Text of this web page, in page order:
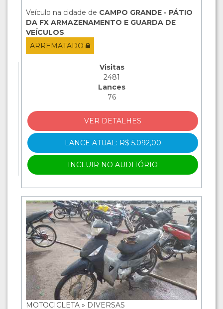
Veículo na cidade de CAMPO GRANDE - PÁTIO
DA FX ARMAZENAMENTO E GUARDA DE
VEÍCULOS.
ARREMATADO
Visitas
2481
Lances
76
VER DETALHES
LANCE ATUAL: R$ 5.092,00
INCLUIR NO AUDITÓRIO
MOTOCICLETA » DIVERSAS